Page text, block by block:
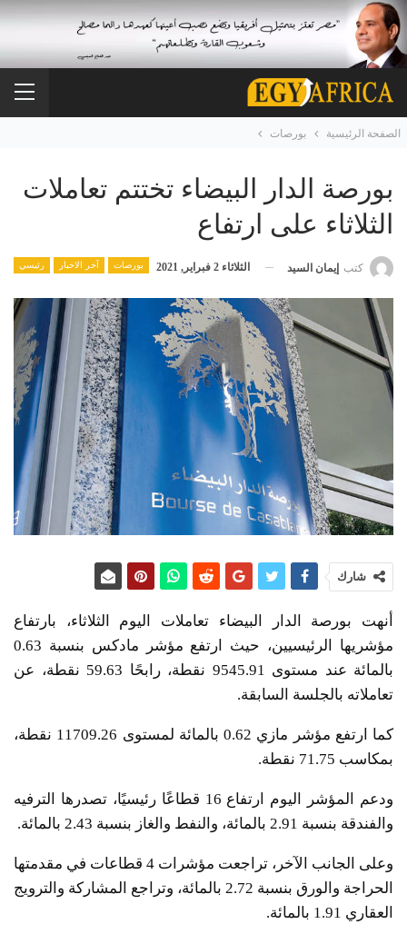
الصفحة الرئيسية بورصات
بورصة الدار البيضاء تختتم تعاملات
الثلاثاء على ارتفاع
بورصات آخر الاخبار رئيسي كتب إيمان السيد الثلاثاء 2 فبراير, 2021
شارك
أنهت بورصة الدار البيضاء تعاملات اليوم الثلاثاء، بارتفاع
مؤشريها الرئيسيين، حيث ارتفع مؤشر مادكس بنسبة 0.63
بالمائة عند مستوى 9545.91 نقطة، رابحًا 59.63 نقطة، عن
تعاملاته بالجلسة السابقة.
كما ارتفع مؤشر مازي 0.62 بالمائة لمستوى 11709.26 نقطة،
بمكاسب 71.75 نقطة.
ودعم المؤشر اليوم ارتفاع 16 قطاعًا رئيسيًا، تصدرها الترفيه
والفندقة بنسبة 2.91 بالمائة، والنفط والغاز بنسبة 2.43 بالمائة.
وعلى الجانب الآخر، تراجعت مؤشرات 4 قطاعات في مقدمتها
الحراجة والورق بنسبة 2.72 بالمائة، وتراجع المشاركة والترويج
العقاري 1.91 بالمائة.